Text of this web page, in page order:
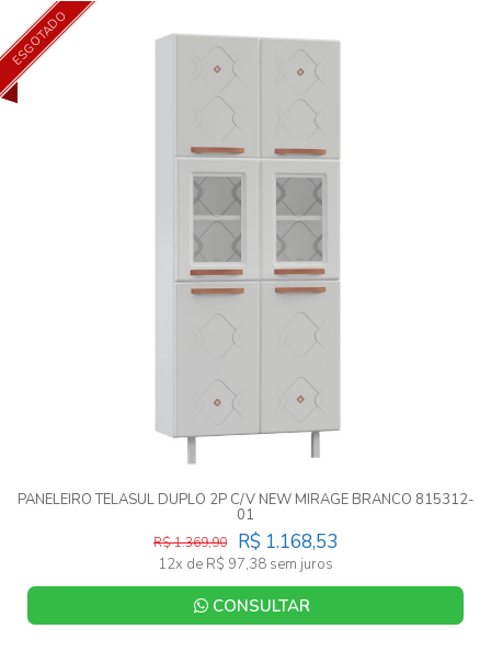
ESGOTADO
PANELEIRO TELASUL DUPLO 2P C/V NEW MIRAGE BRANCO 815312-
01
R$ 1.168,53
R$ 1.369,90
12x de R$ 97,38 sem juros
CONSULTAR